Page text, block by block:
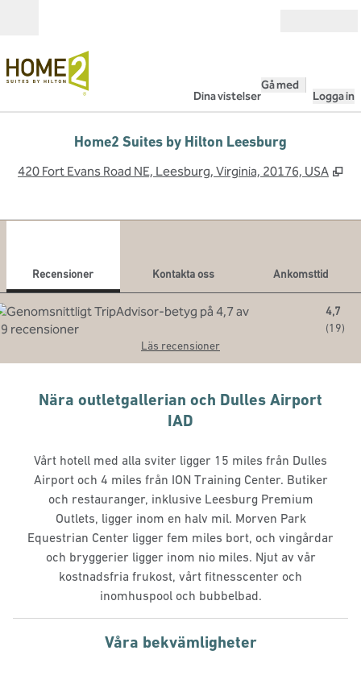
Dina vistelser
Gå med
Logga in
Home2 Suites by Hilton Leesburg
420 Fort Evans Road NE, Leesburg, Virginia, 20176, USA ,
Recensioner Kontakta oss
Ankomsttid
4,7
(19)
Läs recensioner
Nära outletgallerian och Dulles Airport
IAD
Vårt hotell med alla sviter ligger 15 miles från Dulles
Airport och 4 miles från ION Training Center. Butiker
och restauranger, inklusive Leesburg Premium
Outlets, ligger inom en halv mil. Morven Park
Equestrian Center ligger fem miles bort, och vingårdar
och bryggerier ligger inom nio miles. Njut av vår
kostnadsfria frukost, vårt fitnesscenter och
inomhuspool och bubbelbad.
Våra bekvämligheter